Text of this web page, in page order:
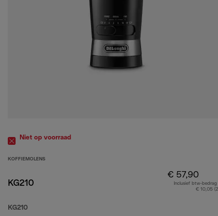
Niet op voorraad
KOFFIEMOLENS
KG210
KG210
€ 57,90
Inclusief btw-bedrag
€ 10,05